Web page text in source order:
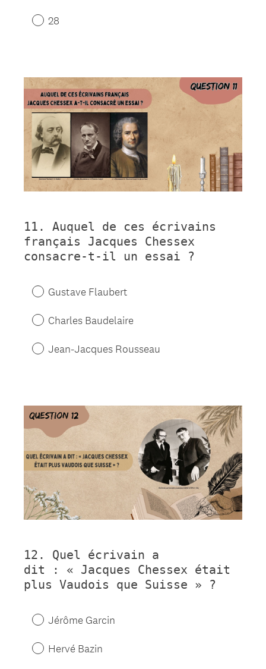
28
Title
Question
Title
11 .
Auquel de ces écrivains
français Jacques Chessex
consacre-t-il un essai ?
Gustave Flaubert
Charles Baudelaire
Jean-Jacques Rousseau
Title
Question
Title
12 .
Quel écrivain a
dit : « Jacques Chessex était
plus Vaudois que Suisse » ?
Jérôme Garcin
Hervé Bazin